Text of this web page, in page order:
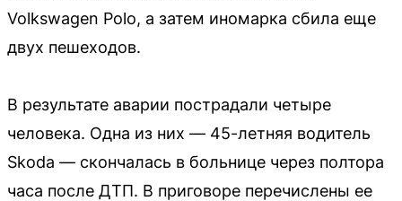
Volkswagen Polo, а затем иномарка сбила еще
двух пешеходов.
В результате аварии пострадали четыре
человека. Одна из них — 45-летняя водитель
Skoda — скончалась в больнице через полтора
часа после ДТП. В приговоре перечислены ее